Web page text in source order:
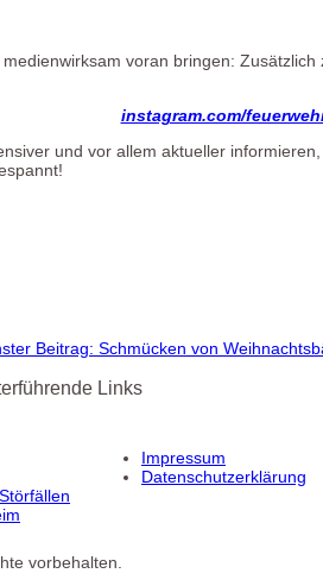
voran bringen:
instagram.com/
und vor allem aktueller
Beitrag: Schmücken von
Links
Impressum
Datenschutzerklärung
vorbehalten.